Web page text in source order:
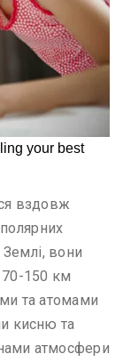
вздовж
Землі, вони
70-150 км
та атомами
кисню та
атмосфери